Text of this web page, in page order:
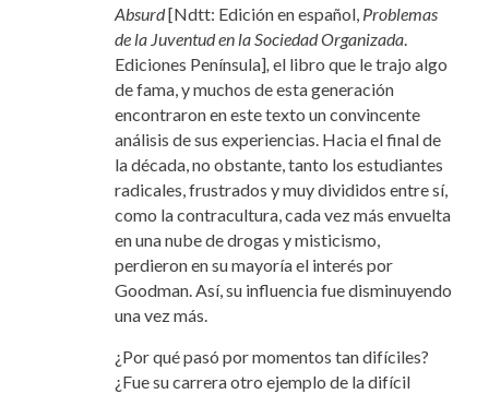
Absurd[Ndtt: Edición en español, Problemas
de la Juventud en la Sociedad Organizada
Ediciones Península] el libro que le trajo algo
de fama, y muchos de esta generación
encontraron en este texto un convincente
análisis de sus experiencias. Hacia el final de
la década, no obstante, tanto los estudiantes
radicales, frustrados y muy divididos entre sí,
como la contracultura, cada vez más envuelta
en una nube de drogas y misticismo,
perdieron en su mayoría el interés por
Goodman. Así, su influencia fue disminuyendo
una vez más.
¿Por qué pasó por momentos tan difíciles?
¿Fue su carrera otro ejemplo de la difícil